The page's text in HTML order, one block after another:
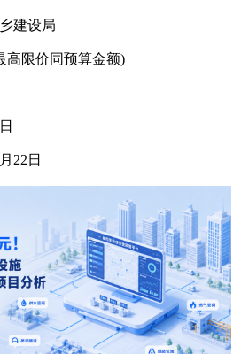
建设局
高限价同预算金额)
22日